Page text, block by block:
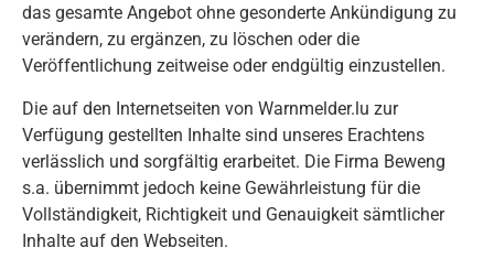
das gesamte Angebot ohne gesonderte Ankündigung zu
verändern, zu ergänzen, zu löschen oder die
Veröffentlichung zeitweise oder endgültig einzustellen.
Die auf den Internetseiten von Warnmelder.lu zur
Verfügung gestellten Inhalte sind unseres Erachtens
verlässlich und sorgfältig erarbeitet. Die Firma Beweng
s.a. übernimmt jedoch keine Gewährleistung für die
Vollständigkeit, Richtigkeit und Genauigkeit sämtlicher
Inhalte auf den Webseiten.